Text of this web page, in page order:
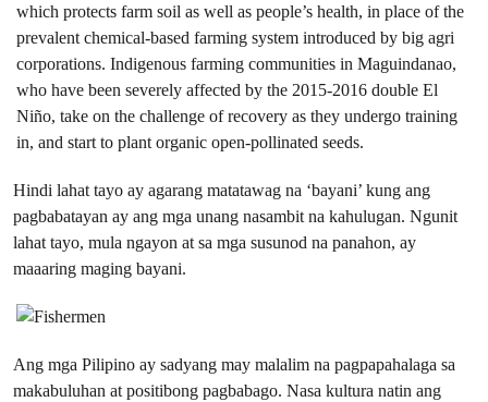
Hindi lahat tayo ay agarang matatawag na ‘bayani’ kung ang
pagbabatayan ay ang mga unang nasambit na kahulugan. Ngunit
lahat tayo, mula ngayon at sa mga susunod na panahon, ay
maaaring maging bayani.
Ang mga Pilipino ay sadyang may malalim na pagpapahalaga sa
makabuluhan at positibong pagbabago. Nasa kultura natin ang